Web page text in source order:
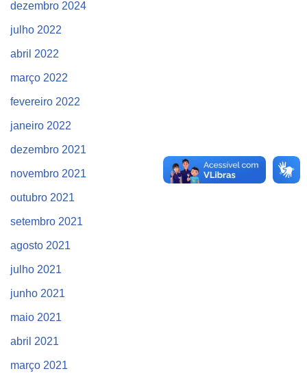
dezembro 2024
julho 2022
abril 2022
março 2022
fevereiro 2022
janeiro 2022
dezembro 2021
novembro 2021
outubro 2021
setembro 2021
agosto 2021
julho 2021
junho 2021
maio 2021
abril 2021
março 2021